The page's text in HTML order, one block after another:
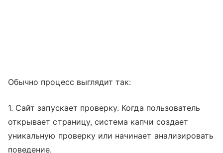
Обычно процесс выглядит так:
1. Сайт запускает проверку. Когда пользователь
открывает страницу, система капчи создает
уникальную проверку или начинает анализировать
поведение.